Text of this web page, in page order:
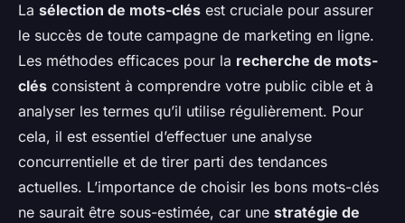
La sélection de mots-clés est cruciale pour assurer
le succès de toute campagne de marketing en ligne.
Les méthodes efficaces pour la recherche de mots-
clés consistent à comprendre votre public cible et à
analyser les termes qu’il utilise régulièrement. Pour
cela, il est essentiel d’effectuer une analyse
concurrentielle et de tirer parti des tendances
actuelles. L’importance de choisir les bons mots-clés
ne saurait être sous-estimée, car une stratégie de